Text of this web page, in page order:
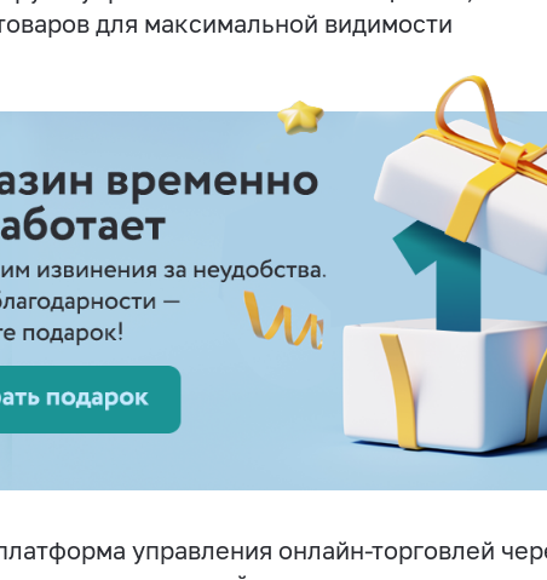
для максимальной видимости
управления онлайн-торговлей